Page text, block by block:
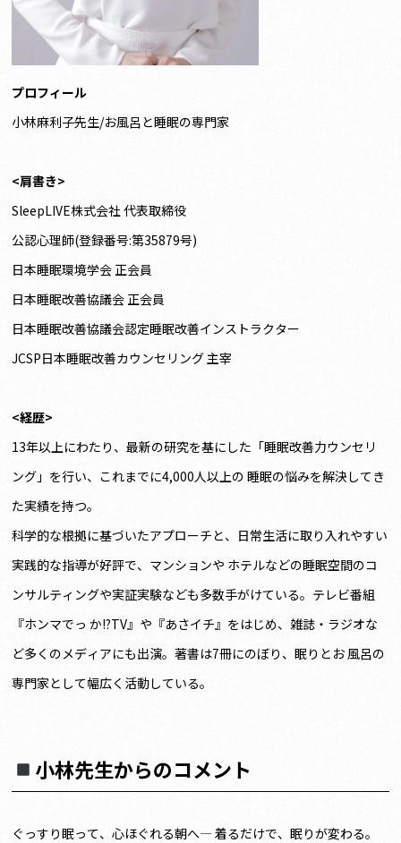
プロフィール
小林麻利子先生/お風呂と睡眠の専門家
<肩書き>
SleepLIVE株式会社 代表取締役
公認心理師(登録番号:第35879号)
日本睡眠環境学会 正会員
日本睡眠改善協議会 正会員
日本睡眠改善協議会認定睡眠改善インストラクター
JCSP日本睡眠改善カウンセリング 主宰
<経歴>
13年以上にわたり、最新の研究を基にした「睡眠改善力ウンセリ
ング」を行い、これまでに4,000人以上の 睡眠の悩みを解決してき
た実績を持つ。
科学的な根拠に基づいたアプローチと、日常生活に取り入れやすい
実践的な指導が好評で、マンションや ホテルなどの睡眠空間のコ
ンサルティングや実証実験なども多数手がけている。テレビ番組
『ホンマでっ か!?TV』や『あさイチ』をはじめ、雑誌・ラジオな
ど多くのメディアにも出演。著書は7冊にのぼり、眠りとお 風呂の
専門家として幅広く活動している。
小林先生からのコメント
ぐっすり眠って、心ほぐれる朝へ― 着るだけで、眠りが変わる。